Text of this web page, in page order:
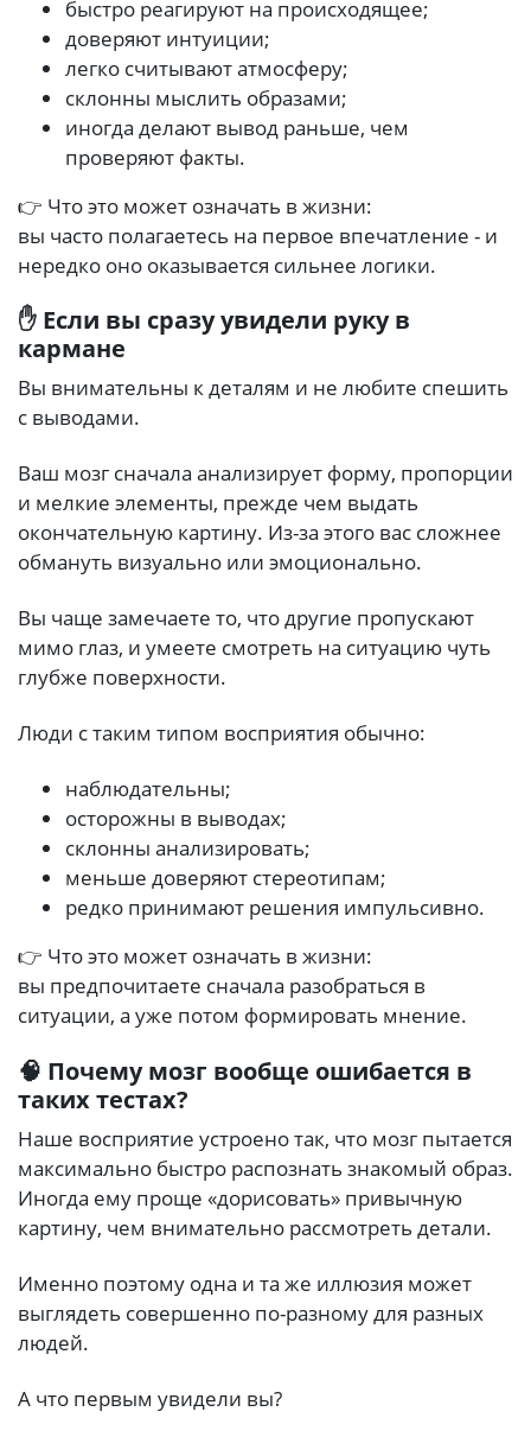
быстро реагируют на происходящее;
доверяют интуиции;
легко считывают атмосферу;
склонны мыслить образами;
иногда делают вывод раньше, чем
проверяют факты.
👉 Что это может означать в жизни:
вы часто полагаетесь на первое впечатление - и
нередко оно оказывается сильнее логики.
✋ Если вы сразу увидели руку в
кармане
Вы внимательны к деталям и не любите спешить
с выводами.
Ваш мозг сначала анализирует форму, пропорции
и мелкие элементы, прежде чем выдать
окончательную картину. Из-за этого вас сложнее
обмануть визуально или эмоционально.
Вы чаще замечаете то, что другие пропускают
мимо глаз, и умеете смотреть на ситуацию чуть
глубже поверхности.
Люди с таким типом восприятия обычно:
наблюдательны;
осторожны в выводах;
склонны анализировать;
меньше доверяют стереотипам;
редко принимают решения импульсивно.
👉 Что это может означать в жизни:
вы предпочитаете сначала разобраться в
ситуации, а уже потом формировать мнение.
🧠 Почему мозг вообще ошибается в
таких тестах?
Наше восприятие устроено так, что мозг пытается
максимально быстро распознать знакомый образ.
Иногда ему проще «дорисовать» привычную
картину, чем внимательно рассмотреть детали.
Именно поэтому одна и та же иллюзия может
выглядеть совершенно по-разному для разных
людей.
А что первым увидели вы?